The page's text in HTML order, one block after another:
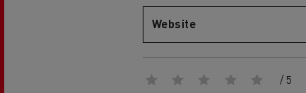
Renault Trucks D
Website
/ 5